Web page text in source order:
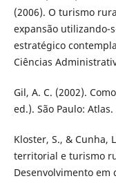
(2006). O turismo
expansão utilizando-
estratégico
Ciências
Gil, A. C. (2002).
ed.). São Paulo: Atlas.
Kloster, S., & Cunha,
territorial e turismo
Desenvolvimento em